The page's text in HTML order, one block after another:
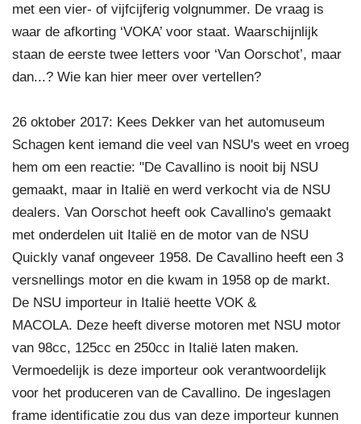
met een vier- of vijfcijferig volgnummer. De vraag is
waar de afkorting ‘VOKA’ voor staat. Waarschijnlijk
staan de eerste twee letters voor ‘Van Oorschot’, maar
dan...? Wie kan hier meer over vertellen?
26 oktober 2017: Kees Dekker van het automuseum
Schagen kent iemand die veel van NSU's weet en vroeg
hem om een reactie: "De Cavallino is nooit bij NSU
gemaakt, maar in Italië en werd verkocht via de NSU
dealers. Van Oorschot heeft ook Cavallino's gemaakt
met onderdelen uit Italië en de motor van de NSU
Quickly vanaf ongeveer 1958. De Cavallino heeft een 3
versnellings motor en die kwam in 1958 op de markt.
De NSU importeur in Italië heette VOK &
MACOLA. Deze heeft diverse motoren met NSU motor
van 98cc, 125cc en 250cc in Italië laten maken.
Vermoedelijk is deze importeur ook verantwoordelijk
voor het produceren van de Cavallino. De ingeslagen
frame identificatie zou dus van deze importeur kunnen